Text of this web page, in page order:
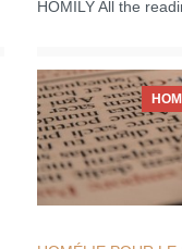
HOMILY All the